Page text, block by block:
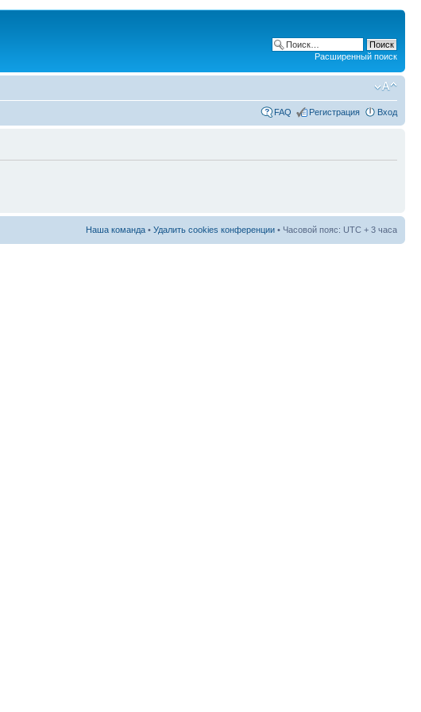
Расширенный поиск
FAQ Регистрация Вход
Наша команда • Удалить cookies конференции • Часовой пояс: UTC + 3 часа